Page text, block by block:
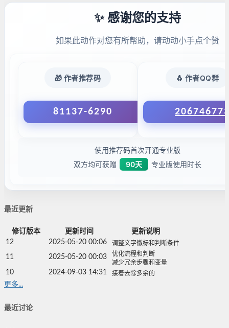
✨ 感谢您的支持
如果此动作对您有所帮助，请动动小手点个赞
🎁 作者推荐码
81137-6290
🐧 作者QQ群
使用推荐码首次开通专业版
双方均可获赠
90天 专业版使用时长
最近更新
修订版本 更新时间
更新说明
12
2025-05-20 00:06 调整文字徽标和判断条件
11 2025-05-20 00:03
优化流程和判断
减少冗余步骤和变量
10 2024-09-03 14:31 接着去除多余的
更多...
最近讨论